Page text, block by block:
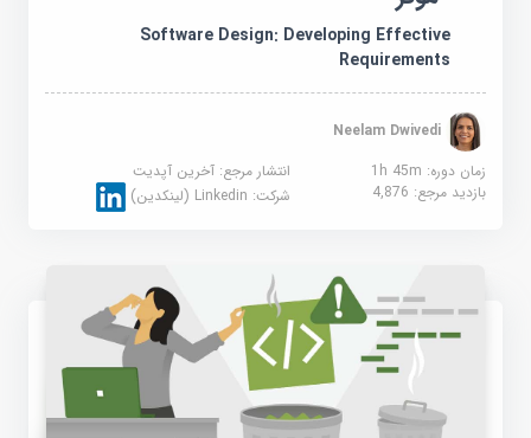
Software Design: Developing Effective
Requirements
Neelam Dwivedi
زمان دوره: 1h 45m
انتشار مرجع:آخرین آپدیت
بازدید مرجع:4,876 شرکت:Linkedin (لینکدین)